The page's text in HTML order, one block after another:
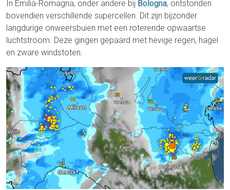
In Emilia-Romagna, onder andere bij Bologna, ontstonden
bovendien verschillende supercellen. Dit zijn bijzonder
langdurige onweersbuien met een roterende opwaartse
luchtstroom. Deze gingen gepaard met hevige regen, hagel
en zware windstoten.